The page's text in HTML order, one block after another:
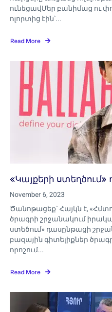
ունեցավՄեր բանիմաց ու
ոլորտից էին՝...
Read More
«‎Կայքերի
November 6, 2023
Ծանոթացեք` Հայկն է,
ծրագրի շրջանակում
ստեծում»‎ դասընթացի
բազային գիտելիքներ
որոշում...
Read More